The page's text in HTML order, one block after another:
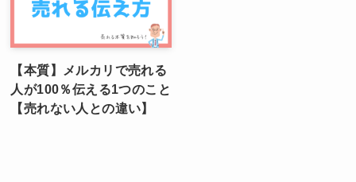
【本質】メルカリで売れる
人が100％伝える1つのこと
【売れない人との違い】